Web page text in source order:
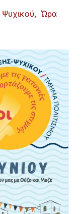
Ψυχικού,Ώρα